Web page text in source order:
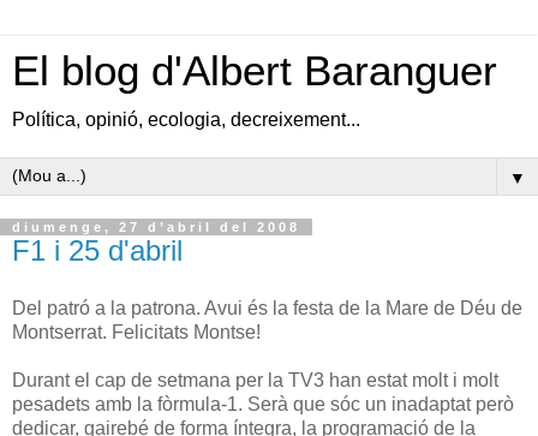
El blog d'Albert Baranguer
Política, opinió, ecologia, decreixement...
▼
diumenge, 27 d’abril del 2008
F1 i 25 d'abril
Del patró a la patrona. Avui és la festa de la Mare de Déu de
Montserrat. Felicitats Montse!
Durant el cap de setmana per la TV3 han estat molt i molt
pesadets amb la fòrmula-1. Serà que sóc un inadaptat però
dedicar, gairebé de forma íntegra, la programació de la